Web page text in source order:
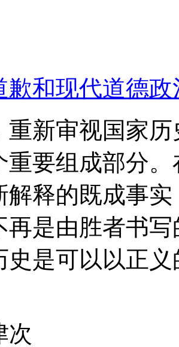
歉和现代道德政
重新审视国家
重要组成部分
解释的既成事
再是由胜者书
史是可以以正
次